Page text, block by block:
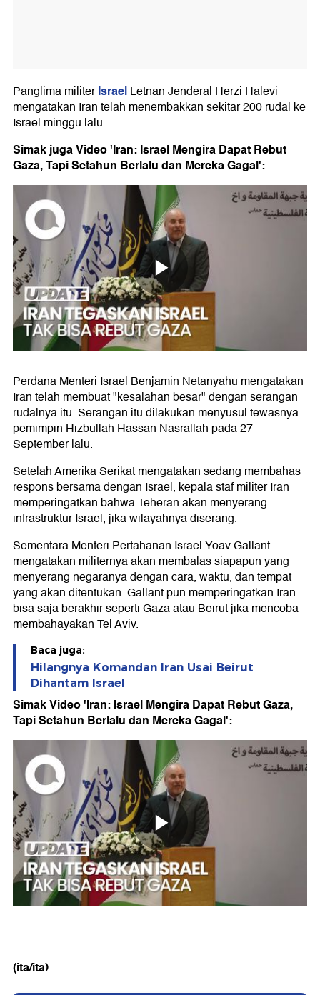
Panglima militerIsraelLetnan Jenderal Herzi Halevi
mengatakan Iran telah menembakkan sekitar 200 rudal ke
Israel minggu lalu.
Simak juga Video 'Iran: Israel Mengira Dapat Rebut
Gaza, Tapi Setahun Berlalu dan Mereka Gagal':
Perdana Menteri Israel Benjamin Netanyahu mengatakan
Iran telah membuat "kesalahan besar" dengan serangan
rudalnya itu. Serangan itu dilakukan menyusul tewasnya
pemimpin Hizbullah Hassan Nasrallah pada 27
September lalu.
Setelah Amerika Serikat mengatakan sedang membahas
respons bersama dengan Israel, kepala staf militer Iran
memperingatkan bahwa Teheran akan menyerang
infrastruktur Israel, jika wilayahnya diserang.
Sementara Menteri Pertahanan Israel Yoav Gallant
mengatakan militernya akan membalas siapapun yang
menyerang negaranya dengan cara, waktu, dan tempat
yang akan ditentukan. Gallant pun memperingatkan Iran
bisa saja berakhir seperti Gaza atau Beirut jika mencoba
membahayakan Tel Aviv.
Baca juga:
Hilangnya Komandan Iran Usai Beirut
Dihantam Israel
Simak Video 'Iran: Israel Mengira Dapat Rebut Gaza,
Tapi Setahun Berlalu dan Mereka Gagal':
(ita/ita)